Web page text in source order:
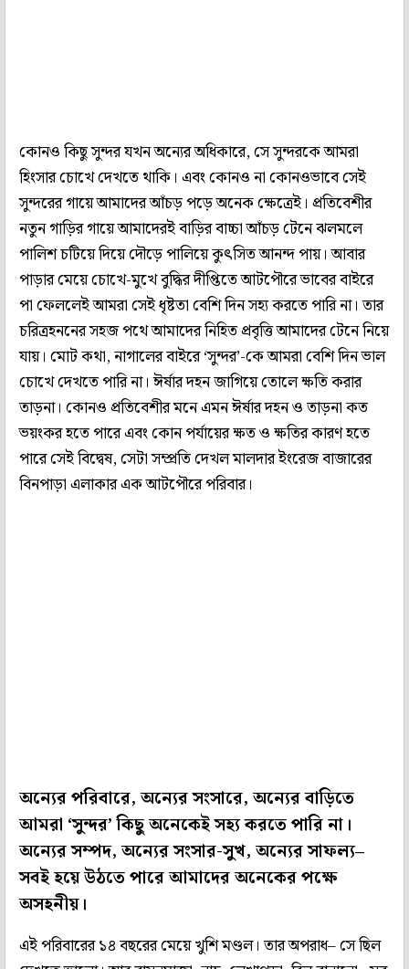
কোনও কিছু সুন্দর যখন অন্যের অধিকারে, সে সুন্দরকে আমরা
হিংসার চোখে দেখতে থাকি। এবং কোনও না কোনওভাবে সেই
সুন্দরের গায়ে আমাদের আঁচড় পড়ে অনেক ক্ষেত্রেই। প্রতিবেশীর
নতুন গাড়ির গায়ে আমাদেরই বাড়ির বাচ্চা আঁচড় টেনে ঝলমলে
পালিশ চটিয়ে দিয়ে দৌড়ে পালিয়ে কুৎসিত আনন্দ পায়। আবার
পাড়ার মেয়ে চোখে-মুখে বুদ্ধির দীপ্তিতে আটপৌরে ভাবের বাইরে
পা ফেললেই আমরা সেই ধৃষ্টতা বেশি দিন সহ্য করতে পারি না। তার
চরিত্রহননের সহজ পথে আমাদের নিহিত প্রবৃত্তি আমাদের টেনে নিয়ে
যায়। মোট কথা, নাগালের বাইরে ‘সুন্দর’-কে আমরা বেশি দিন ভাল
চোখে দেখতে পারি না। ঈর্ষার দহন জাগিয়ে তোলে ক্ষতি করার
তাড়না। কোনও প্রতিবেশীর মনে এমন ঈর্ষার দহন ও তাড়না কত
ভয়ংকর হতে পারে এবং কোন পর্যায়ের ক্ষত ও ক্ষতির কারণ হতে
পারে সেই বিদ্বেষ, সেটা সম্প্রতি দেখল মালদার ইংরেজ বাজারের
বিনপাড়া এলাকার এক আটপৌরে পরিবার।
অন্যের পরিবারে, অন্যের সংসারে, অন্যের বাড়িতে
আমরা ‘সুন্দর’ কিছু অনেকেই সহ্য করতে পারি না।
অন্যের সম্পদ, অন্যের সংসার-সুখ, অন্যের সাফল্য–
সবই হয়ে উঠতে পারে আমাদের অনেকের পক্ষে
অসহনীয়।
এই পরিবারের ১৪ বছরের মেয়ে খুশি মণ্ডল। তার অপরাধ– সে ছিল